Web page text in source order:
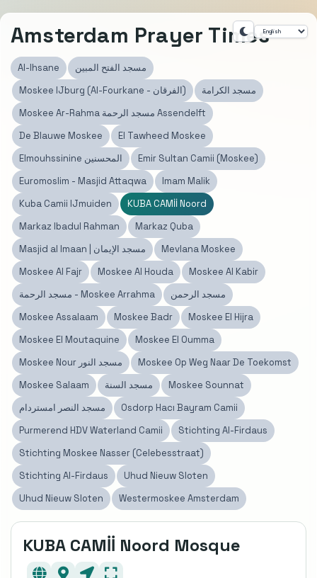
Amsterdam Prayer Times
Al-Ihsane
مسجد الفتح المبين
Moskee IJburg (Al-Fourkane - الفرقان)
مسجد الكرامة
Moskee Ar-Rahma مسجد الرحمة Assendelft
De Blauwe Moskee
El Tawheed Moskee
Elmouhssinine المحسنين
Emir Sultan Camii (Moskee)
Euromoslim - Masjid Attaqwa
Imam Malik
Kuba Camii IJmuiden
KUBA CAMİİ Noord
Markaz Ibadul Rahman
Markaz Quba
Masjid al Imaan | مسجد الإيمان
Mevlana Moskee
Moskee Al Fajr
Moskee Al Houda
Moskee Al Kabir
مسجد الرحمة - Moskee Arrahma
مسجد الرحمن
Moskee Assalaam
Moskee Badr
Moskee El Hijra
Moskee El Moutaquine
Moskee El Oumma
Moskee Nour مسجد النور
Moskee Op Weg Naar De Toekomst
Moskee Salaam
مسجد السنة
Moskee Sounnat
مسجد النصر امستردام
Osdorp Hacı Bayram Camii
Purmerend HDV Waterland Camii
Stichting Al-Firdaus
Stichting Moskee Nasser (Celebesstraat)
Stichting Al-Firdaus
Uhud Nieuw Sloten
Uhud Nieuw Sloten
Westermoskee Amsterdam
KUBA CAMİİ Noord Mosque